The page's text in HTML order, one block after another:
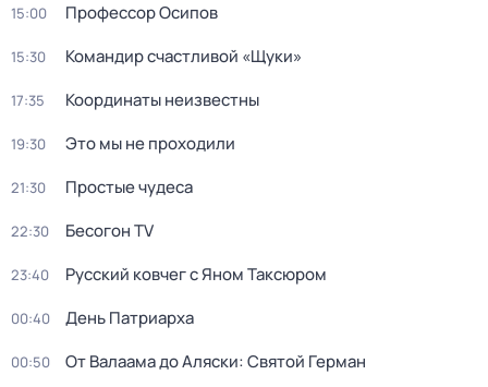
15:00 Профессор Осипов
15:30 Командир счастливой «Щуки»
17:35 Координаты неизвестны
19:30 Это мы не проходили
21:30 Простые чудеса
22:30 Бесогон TV
23:40 Русский ковчег с Яном Таксюром
00:40 День Патриарха
00:50 От Валаама до Аляски: Святой Герман